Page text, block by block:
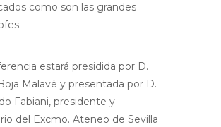
como son las grandes
estará presidida por D.
Malavé y presentada por D.
Fabiani, presidente y
del Excmo. Ateneo de Sevilla